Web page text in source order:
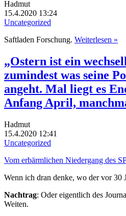
Hadmut
15.4.2020 13:24
Uncategorized
Saftladen Forschung. Weiterlesen »
„Ostern ist ein
zumindest was seine
angeht. Mal liegt es
Anfang April,
Hadmut
15.4.2020 12:41
Uncategorized
Vom erbärmlichen Niedergang des
Wenn ich dran denke, wo der vor
Nachtrag: Oder eigentlich des
Weiten.